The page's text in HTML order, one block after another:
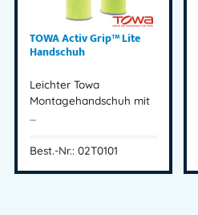
TOWA Activ Grip™ Lite
Handschuh
Leichter Towa
Montagehandschuh mit
…
Best.-Nr.: 02T0101